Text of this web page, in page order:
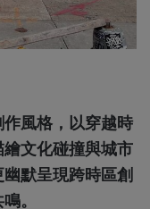
風格，以穿越時
文化碰撞與城市
默呈現跨時區創
。